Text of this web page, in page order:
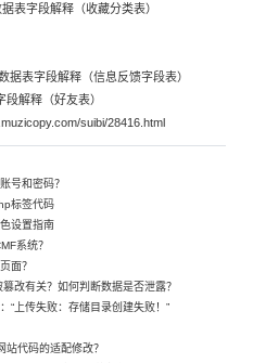
据表字段解释（信息反馈字段表）
解释（好友表）
suibi/28416.html
号和密码？
标签代码
设置指南
系统？
面？
改有关？如何判断数据是否泄露？
“上传失败：存储目录创建失败！”
代码的适配修改？